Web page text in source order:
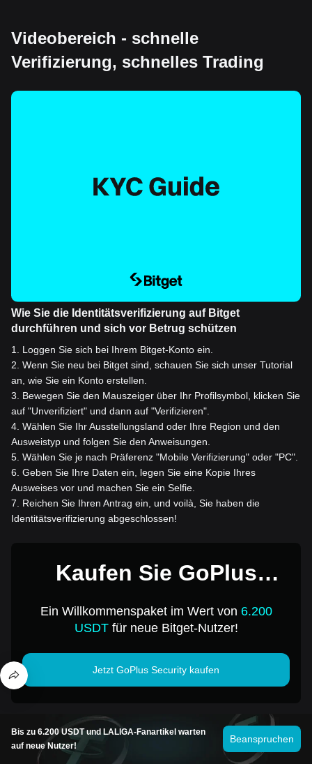
Videobereich - schnelle
Verifizierung, schnelles Trading
Wie Sie die Identitätsverifizierung auf Bitget
durchführen und sich vor Betrug schützen
1
Loggen Sie sich bei Ihrem Bitget-Konto ein.
2 Wenn Sie neu bei Bitget sind, schauen Sie sich unser Tutorial
an, wie Sie ein Konto erstellen.
3
Bewegen Sie den Mauszeiger über Ihr Profilsymbol, klicken Sie
auf "Unverifiziert" und dann auf "Verifizieren".
4 Wählen Sie Ihr Ausstellungsland oder Ihre Region und den
Ausweistyp und folgen Sie den Anweisungen.
5 Wählen Sie je nach Präferenz "Mobile Verifizierung" oder "PC".
6 Geben Sie Ihre Daten ein, legen Sie eine Kopie Ihres
Ausweises vor und machen Sie ein Selfie.
7
Reichen Sie Ihren Antrag ein, und voilà, Sie haben die
Identitätsverifizierung abgeschlossen!
Kaufen Sie GoPlus
Ein Willkommenspaket im Wert von 6.200
USDTfür neue Bitget-Nutzer!
Jetzt GoPlus Security kaufen
Investitionen in Kryptowährungen – einschließlich des Online-
Kaufs von GoPlus Security über Bitget – unterliegen Marktrisiken.
Bitget bietet Ihnen einfache und bequeme Möglichkeiten zum
Bis zu 6.200 USDT und LALIGA-Fanartikel warten
auf neue Nutzer!
Beanspruchen